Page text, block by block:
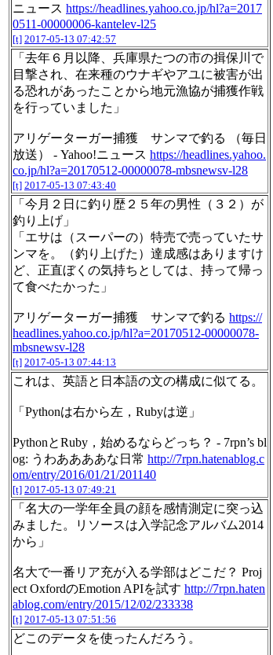
ニュース https://headlines.yahoo.co.jp/hl?a=2017
0511-00000006-kantelev-l25
[t] 2017-05-13 07:42:57
「去年６月以降、兵庫県たつの市の揖保川で
目撃され、在来種のウナギやアユに被害が出
る恐れがあったことから地元漁協が捕獲作戦
を行っていました」
アリゲーターガー捕獲 サンマで釣る （毎日
放送） - Yahoo!ニュース https://headlines.yahoo.
co.jp/hl?a=20170512-00000078-mbsnewsv-l28
[t] 2017-05-13 07:43:40
「今月２日に釣り歴２５年の男性（３２）が
釣り上げ」
「エサは（スーパーの）特売で売っていたサ
ンマを。（釣り上げた）達成感はありますけ
ど、正直ぼくの気持ちとしては、持って帰っ
て食べたかった」
アリゲーターガー捕獲 サンマで釣る https://
headlines.yahoo.co.jp/hl?a=20170512-00000078-
mbsnewsv-l28
[t] 2017-05-13 07:44:13
これは、英語と日本語の文の構成に似てる。
「Pythonは右から左，Rubyは逆」
PythonとRuby，始めるならどっち？ - 7rpn’s bl
og: うわああああな日常 http://7rpn.hatenablog.c
om/entry/2016/01/21/201140
[t] 2017-05-13 07:49:21
「名大の一学年全員の顔を感情測定に突っ込
みました。リソースは入学記念アルバム2014
から」
名大で一番リア充が入る学部はどこだ？ Proj
ect OxfordのEmotion APIを試す http://7rpn.haten
ablog.com/entry/2015/12/02/233338
[t] 2017-05-13 07:51:56
どこのデータを使ったんだろう。